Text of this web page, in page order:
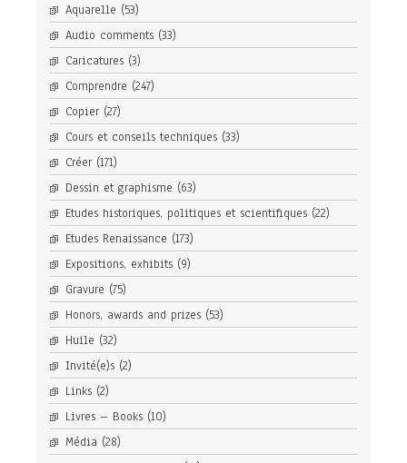
Aquarelle (53)
Audio comments (33)
Caricatures (3)
Comprendre (247)
Copier (27)
Cours et conseils techniques (33)
Créer (171)
Dessin et graphisme (63)
Etudes historiques, politiques et scientifiques (22)
Etudes Renaissance (173)
Expositions, exhibits (9)
Gravure (75)
Honors, awards and prizes (53)
Huile (32)
Invité(e)s (2)
Links (2)
Livres – Books (10)
Média (28)